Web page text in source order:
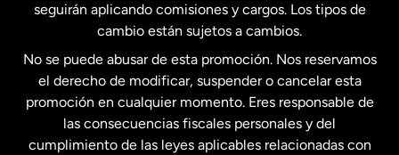
Estados Unidos Español
Francia
Malasia
seguirán aplicando comisiones y cargos. Los tipos de
cambio están sujetos a cambios.
No se puede abusar de esta promoción. Nos reservamos
el derecho de modificar, suspender o cancelar esta
promoción en cualquier momento. Eres responsable de
las consecuencias fiscales personales y del
cumplimiento de las leyes aplicables relacionadas con